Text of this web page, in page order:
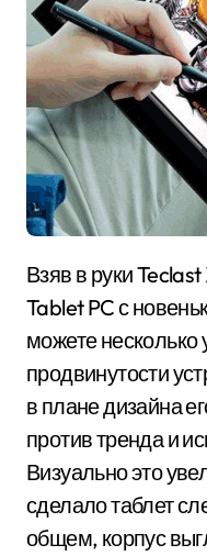
Взяв в руки Teclast X3 Pro 2 in 1 Ultrabook
Tablet PC с
можете несколько
продвинутости
в плане дизайна
против тренда и
Визуально это
сделало таблет
общем, корпус